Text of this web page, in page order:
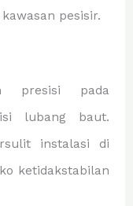
pesisir.
presisi pada
lubang baut.
instalasi di
ketidakstabilan